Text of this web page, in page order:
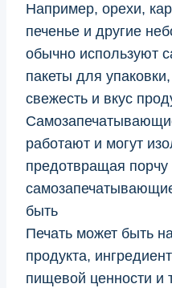
Например, орехи,
печенье и другие
обычно используют
пакеты для
свежесть и вкус
работают и могут
предотвращая порчу
быть
Печать может быть
продукта,
пищевой ценности и